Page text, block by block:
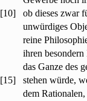
[10]
ob dieses zwar
unwürdiges
reine
ihren
das Ganze des
[15]
stehen würde,
dem